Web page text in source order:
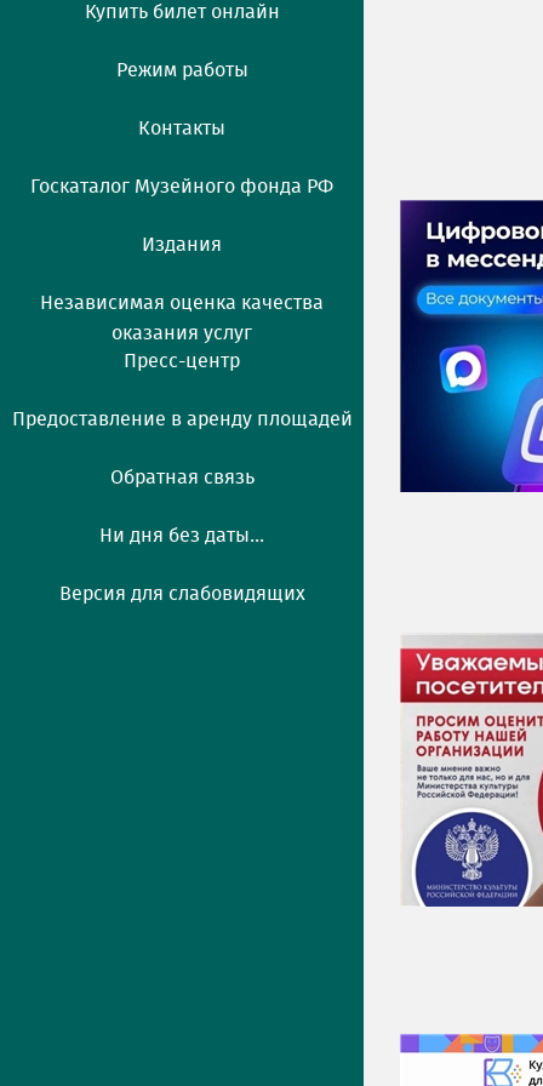
Купить билет онлайн
Режим работы
Контакты
Госкаталог Музейного фонда РФ
Издания
Независимая оценка качества
оказания услуг
Пресс-центр
Предоставление в аренду площадей
Обратная связь
Ни дня без даты...
Версия для слабовидящих